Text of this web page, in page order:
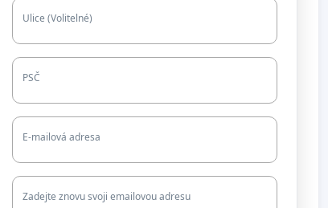
Ulice (Volitelné)
PSČ
E-mailová adresa
Zadejte znovu svoji emailovou adresu